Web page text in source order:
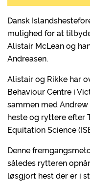
Dansk
mulighed for at
Alistair McLean og
Andreasen.
Alistair og Rikke har
Behaviour Centre i
sammen med
heste og ryttere efter
Equitation Science
Denne
således rytteren
løsgjort hest der er i